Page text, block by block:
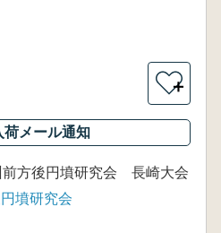
＋
荷メール通知
前方後円墳研究会 長崎大会
墳研究会